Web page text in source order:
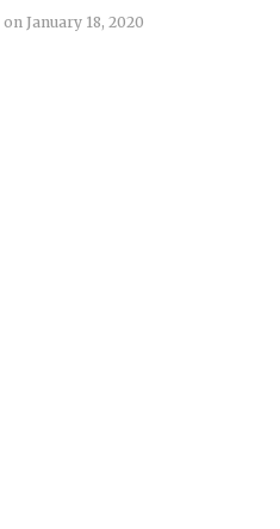
on January 18, 2020